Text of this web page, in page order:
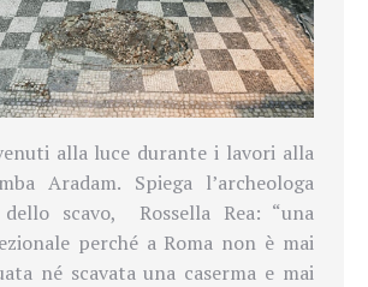
alla luce durante i lavori alla
Aradam. Spiega l’archeologa
dello scavo, Rossella Rea: “una
perché a Roma non è mai
né scavata una caserma e mai